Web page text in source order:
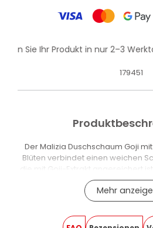
Sie Ihr Produkt in nur 2–3
179451
Der Malizia Duschschaum Goji
Blüten verbindet einen weichen
die mit Goji-Extrakt angereichert
und hilft, ihre natürliche
Der Duft umhüllt den Körper
auf die warmen Akzente von
Mehr